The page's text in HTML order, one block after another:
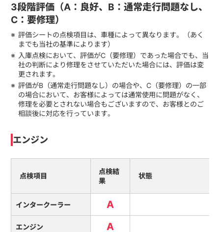
3段階評価（A：良好、B：通常走行問題なし、
C：要修理）
評価シートの点検項目は、車種によって異なります。（あく
までも当社の基準によります）
入庫点検において、評価がC（要修理）であった場合でも、当
社の判断により修理をさせていただいた場合には、評価は変
更されます。
評価がB（通常走行問題なし）の場合や、C（要修理）の一部
の場合において、お客様によっては通常使用に問題がなく、
修理を必要とされない場合もございますので、お客様とのご
相談後に対応を行っています。
エンジン
点検項目
点検結
果
状態
インタークーラー A
エンジン A